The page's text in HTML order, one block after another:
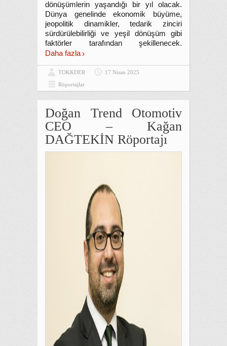
dönüşümlerin yaşandığı bir yıl olacak.
Dünya genelinde ekonomik büyüme,
jeopolitik dinamikler, tedarik zinciri
sürdürülebilirliği ve yeşil dönüşüm gibi
faktörler tarafından şekillenecek.
Daha fazla
TOKKDER
17 Nisan 2025
Röportajlar
Doğan Trend Otomotiv
CEO – Kağan
DAĞTEKİN Röportajı